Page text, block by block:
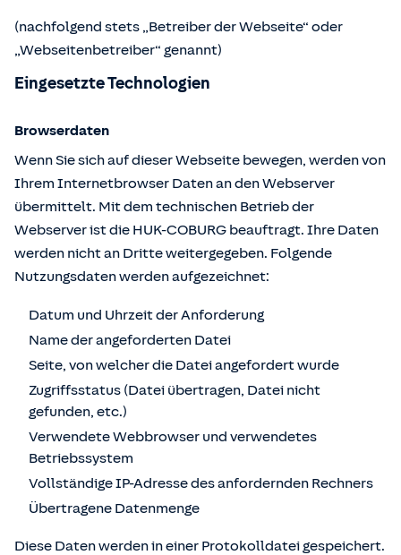
(nachfolgend stets „Betreiber der Webseite“ oder
„Webseitenbetreiber“ genannt)
Eingesetzte Technologien
Browserdaten
Wenn Sie sich auf dieser Webseite bewegen, werden von
Ihrem Internetbrowser Daten an den Webserver
übermittelt. Mit dem technischen Betrieb der
Webserver ist die HUK-COBURG beauftragt. Ihre Daten
werden nicht an Dritte weitergegeben. Folgende
Nutzungsdaten werden aufgezeichnet:
Datum und Uhrzeit der Anforderung
Name der angeforderten Datei
Seite, von welcher die Datei angefordert wurde
Zugriffsstatus (Datei übertragen, Datei nicht
gefunden, etc.)
Verwendete Webbrowser und verwendetes
Betriebssystem
Vollständige IP-Adresse des anfordernden Rechners
Übertragene Datenmenge
Diese Daten werden in einer Protokolldatei gespeichert.